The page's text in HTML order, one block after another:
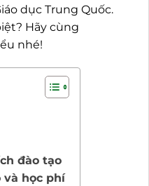
dục Trung Quốc.
Hãy cùng
nhé!
đào tạo
và học phí